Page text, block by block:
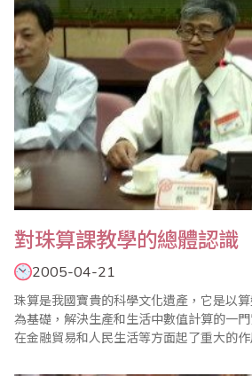
對珠算課教學的總體認識
2005-04-21
珠算是我國寶貴的科學文化遺產，它是以
為基礎，解決生產和生活中數值計算的一
在金融貿易和人民生活等方面起了重大的